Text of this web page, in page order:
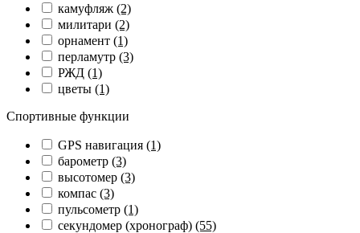
камуфляж (2)
милитари (2)
орнамент (1)
перламутр (3)
РЖД (1)
цветы (1)
Спортивные функции
GPS навигация (1)
барометр (3)
высотомер (3)
компас (3)
пульсометр (1)
секундомер (хронограф) (55)